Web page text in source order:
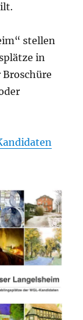
stellen
in